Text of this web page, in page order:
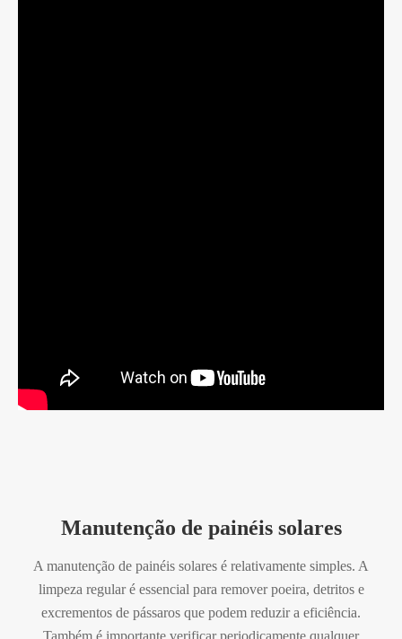
Manutenção de painéis solares
A manutenção de painéis solares é relativamente simples. A
limpeza regular é essencial para remover poeira, detritos e
excrementos de pássaros que podem reduzir a eficiência.